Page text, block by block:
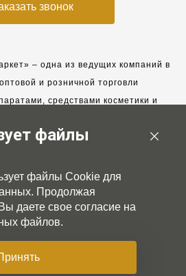
звонок
– одна из ведущих компаний в
и розничной торговли
средствами косметики и
Мы приглашаем к сотрудничеству
рассчитываем на взаимовыгодные,
партнерские отношения.
файлы
файлы Cookie для
Продолжая
даете свое согласие на
файлов.